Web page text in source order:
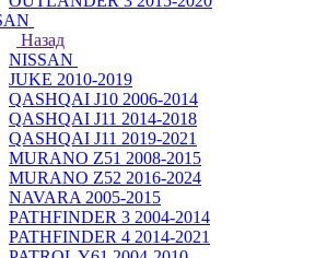
Назад
NISSAN
JUKE 2010-2019
QASHQAI J10 2006-2014
QASHQAI J11 2014-2018
QASHQAI J11 2019-2021
MURANO Z51 2008-2015
MURANO Z52 2016-2024
NAVARA 2005-2015
PATHFINDER 3 2004-2014
PATHFINDER 4 2014-2021